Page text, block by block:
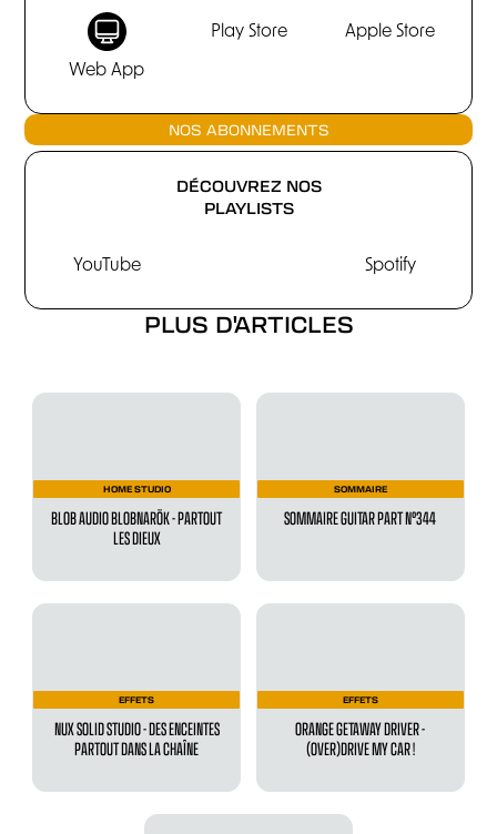
Web App
Play Store Apple Store
NOS ABONNEMENTS
DÉCOUVREZ NOS
PLAYLISTS
YouTube Spotify
PLUS D'ARTICLES
HOME STUDIO
BLOB AUDIO BLOBNARÖK - PARTOUT
LES DIEUX
SOMMAIRE
SOMMAIRE GUITAR PART N°344
EFFETS
NUX SOLID STUDIO - DES ENCEINTES
PARTOUT DANS LA CHAÎNE
EFFETS
ORANGE GETAWAY DRIVER -
(OVER)DRIVE MY CAR !